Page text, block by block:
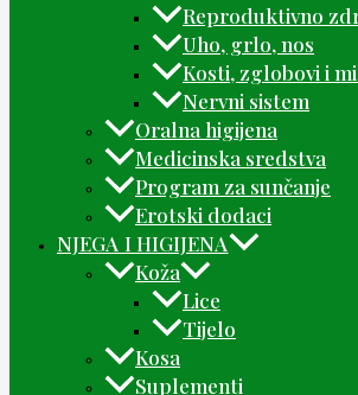
Reproduktivno
Uho, grlo, nos
Kosti, zglobovi i
Nervni sistem
Oralna higijena
Medicinska sredstva
Program za sunčanje
Erotski dodaci
NJEGA I HIGIJENA
Koža
Lice
Tijelo
Kosa
Suplementi